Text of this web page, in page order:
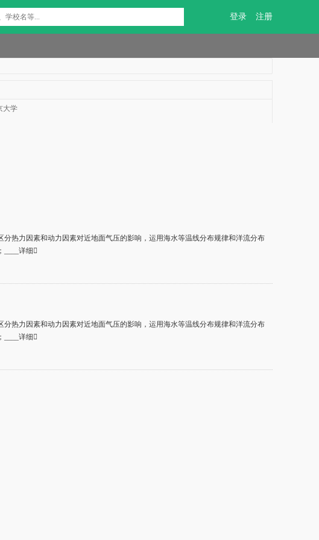
登录 注册
大学
热力因素和动力因素对近地面气压的影响，运用海水等温线分布规律和洋流分布
____详细
热力因素和动力因素对近地面气压的影响，运用海水等温线分布规律和洋流分布
____详细